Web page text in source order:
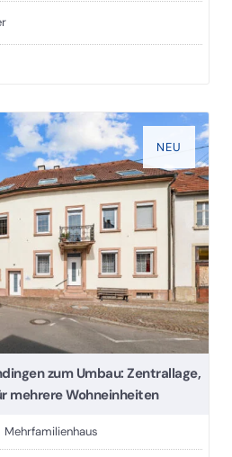
NEU
zum Umbau: Zentrallage,
mehrere Wohneinheiten